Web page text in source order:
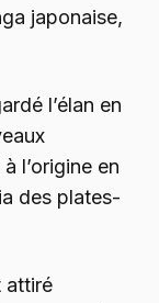
japonaise,
l’élan en
l’origine en
des plates-
attiré